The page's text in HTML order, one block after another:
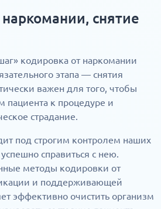
снятие
кодировка от наркомании
этапа — снятия
важен для того, чтобы
пациента к процедуре и
страдание.
под строгим контролем наших
справиться с нею.
методы кодировки от
и поддерживающей
эффективно очистить организм